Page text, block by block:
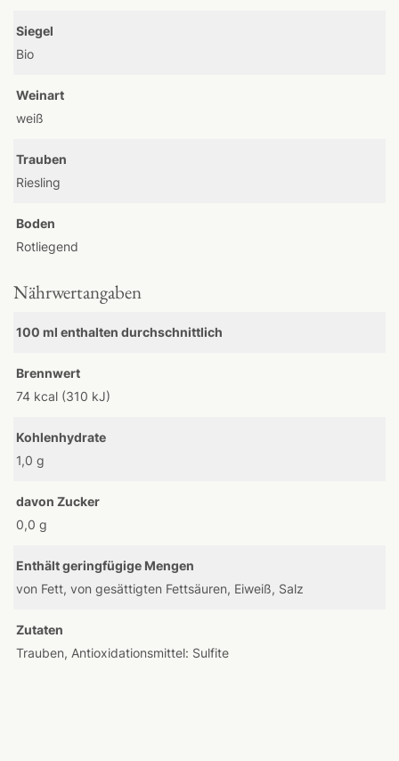
Siegel
Bio
Weinart
weiß
Trauben
Riesling
Boden
Rotliegend
Nährwertangaben
100 ml enthalten durchschnittlich
Brennwert
74 kcal (310 kJ)
Kohlenhydrate
1,0 g
davon Zucker
0,0 g
Enthält geringfügige Mengen
von Fett, von gesättigten Fettsäuren, Eiweiß, Salz
Zutaten
Trauben, Antioxidationsmittel: Sulfite